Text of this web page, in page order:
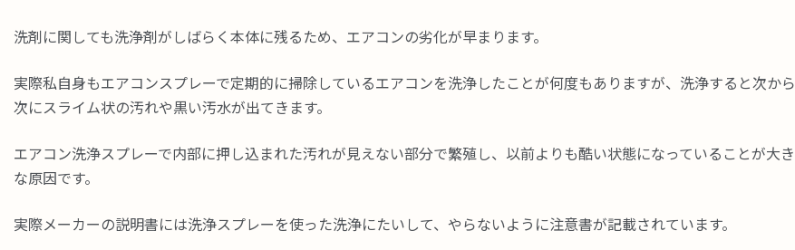
洗剤に関しても洗浄剤がしばらく本体に残るため、エアコンの劣化が早まります。
実際私自身もエアコンスプレーで定期的に掃除しているエアコンを洗浄したことが何度もありますが、洗浄すると次から
次にスライム状の汚れや黒い汚水が出てきます。
エアコン洗浄スプレーで内部に押し込まれた汚れが見えない部分で繁殖し、以前よりも酷い状態になっていることが大き
な原因です。
実際メーカーの説明書には洗浄スプレーを使った洗浄にたいして、やらないように注意書が記載されています。